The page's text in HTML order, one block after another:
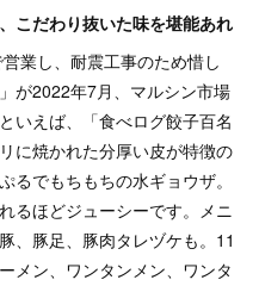
こだわり抜いた味を堪能あれ
業し、耐震工事のため惜し
が2022年7月、マルシン市場
いえば、「食べログ餃子百名
に焼かれた分厚い皮が特徴の
るでもちもちの水ギョウザ。
るほどジューシーです。メニ
、豚足、豚肉タレヅケも。11
メン、ワンタンメン、ワンタ